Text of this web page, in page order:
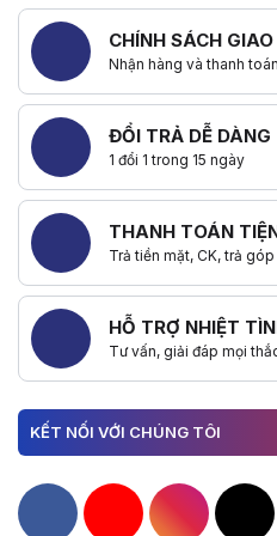
CHÍNH SÁCH
Nhận hàng và thanh
ĐỔI TRẢ DỄ DÀNG
1 đổi 1 trong 15 ngày
THANH TOÁN
Trả tiền mặt, CK, trả góp
HỖ TRỢ NHIỆT
Tư vấn, giải đáp mọi
KẾT NỐI VỚI CHÚNG TÔI
Hacom Facebook
Hacom YouTube
Hacom